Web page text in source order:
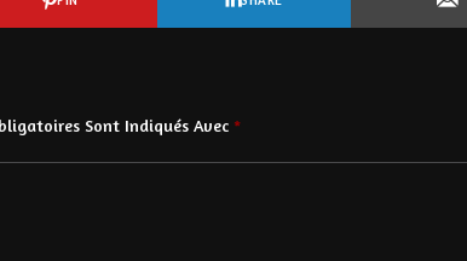
Sont Indiqués Avec *